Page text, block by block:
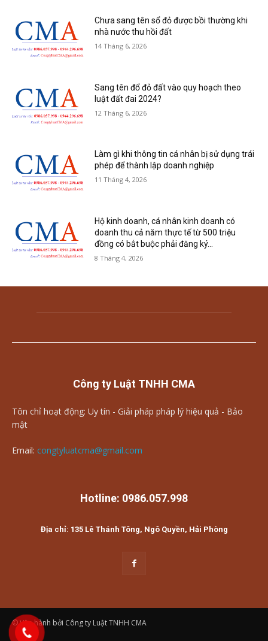
Chưa sang tên sổ đỏ được bồi thường khi
nhà nước thu hồi đất
14 Tháng 6, 2026
Sang tên đổ đỏ đất vào quy hoạch theo
luật đất đai 2024?
12 Tháng 6, 2026
Làm gì khi thông tin cá nhân bị sử dụng trái
phép để thành lập doanh nghiệp
11 Tháng 4, 2026
Hộ kinh doanh, cá nhân kinh doanh có
doanh thu cả năm thực tế từ 500 triệu
đồng có bắt buộc phải đăng ký...
8 Tháng 4, 2026
Công ty Luật TNHH CMA
Tôn chỉ hoạt động: Uy tín - Giải pháp pháp lý hiệu quả - Bảo
mật
Email: congtyluatcma@gmail.com
Hotline: 0986.057.998
Địa chỉ: 135 Lê Thánh Tông, Ngô Quyền, Hải Phòng
© Vận hành bởi Công ty Luật TNHH CMA